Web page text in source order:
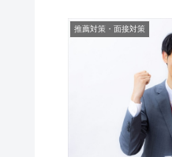
推薦対策・面接対策